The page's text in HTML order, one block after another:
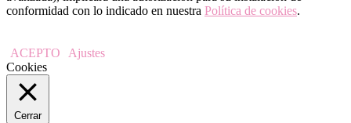
conformidad con lo indicado en nuestra Política de cookies.
ACEPTO
Ajustes
Cookies
Cerrar